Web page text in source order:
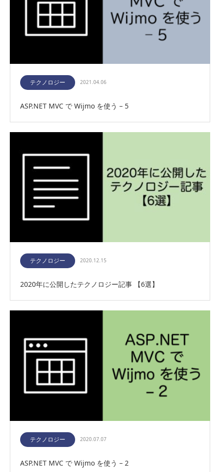
テクノロジー 2021.04.06
ASP.NET MVC で Wijmo を使う – 5
テクノロジー 2020.12.15
2020年に公開したテクノロジー記事 【6選】
テクノロジー 2020.07.07
ASP.NET MVC で Wijmo を使う – 2